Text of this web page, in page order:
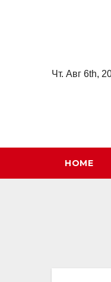
Чт. Авг 6th,
HOME